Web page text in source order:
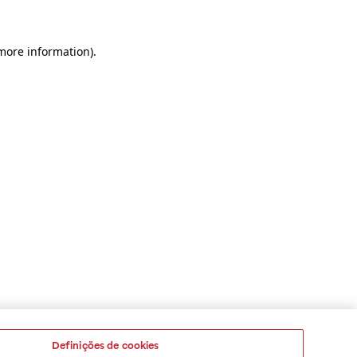
information).
Definições de cookies